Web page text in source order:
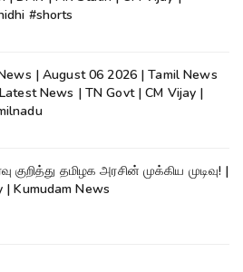
#shorts
| August 06 2026 | Tamil News
News | TN Govt | CM Vijay |
குறித்து தமிழக அரசின் முக்கிய முடிவு! |
| Kumudam News